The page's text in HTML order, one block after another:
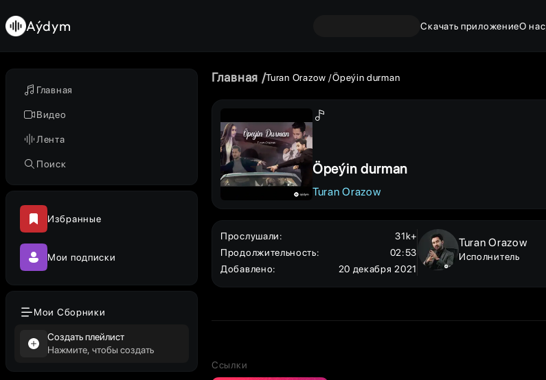
Главная
Видео
Лента
Поиск
Избранные
Мои подписки
Мои Сборники
Создать плейлист
Нажмите, чтобы создать
Aýdym Скачать приложениеО нас
Главная Turan Orazow Öpeýin durman
Öpeýin durman
Turan Orazow
Прослушали:
31k+
Продолжительность:
02:53
Добавлено: 20 декабря 2021
Turan Orazow
Исполнитель
Ссылки